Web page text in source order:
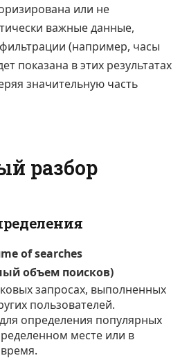
или не
важные данные,
(например, часы
показана в этих результатах
значительную часть
разбор
of searches
объем поисков)
запросах, выполненных
пользователей.
определения популярных
месте или в